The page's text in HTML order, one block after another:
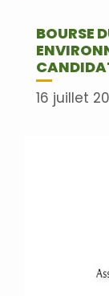
BOURSE
16 juillet